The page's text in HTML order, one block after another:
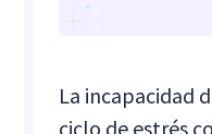
La incapacidad
ciclo de estrés